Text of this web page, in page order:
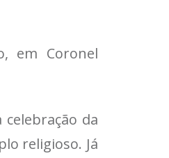
em Coronel
da
religioso. Já